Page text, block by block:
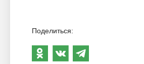
Поделиться: